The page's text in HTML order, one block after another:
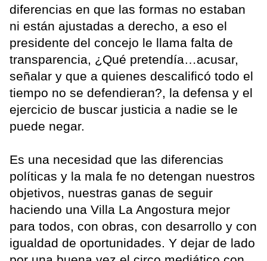
diferencias en que las formas no estaban
ni están ajustadas a derecho, a eso el
presidente del concejo le llama falta de
transparencia, ¿Qué pretendía…acusar,
señalar y que a quienes descalificó todo el
tiempo no se defendieran?, la defensa y el
ejercicio de buscar justicia a nadie se le
puede negar.
Es una necesidad que las diferencias
políticas y la mala fe no detengan nuestros
objetivos, nuestras ganas de seguir
haciendo una Villa La Angostura mejor
para todos, con obras, con desarrollo y con
igualdad de oportunidades. Y dejar de lado